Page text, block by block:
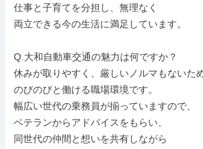
仕事と子育てを分担し、無理なく
両立できる今の生活に満足しています。
Q.大和自動車交通の魅力は何ですか？
休みが取りやすく、厳しいノルマもないため
のびのびと働ける職場環境です。
幅広い世代の乗務員が揃っていますので、
ベテランからアドバイスをもらい、
同世代の仲間と想いを共有しながら